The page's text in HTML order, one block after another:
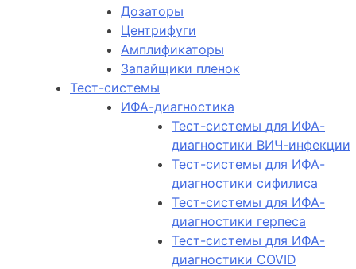
Дозаторы
Центрифуги
Амплификаторы
Запайщики пленок
Тест-системы
ИФА-диагностика
Тест-системы для ИФА-
диагностики ВИЧ-инфекции
Тест-системы для ИФА-
диагностики сифилиса
Тест-системы для ИФА-
диагностики герпеса
Тест-системы для ИФА-
диагностики COVID